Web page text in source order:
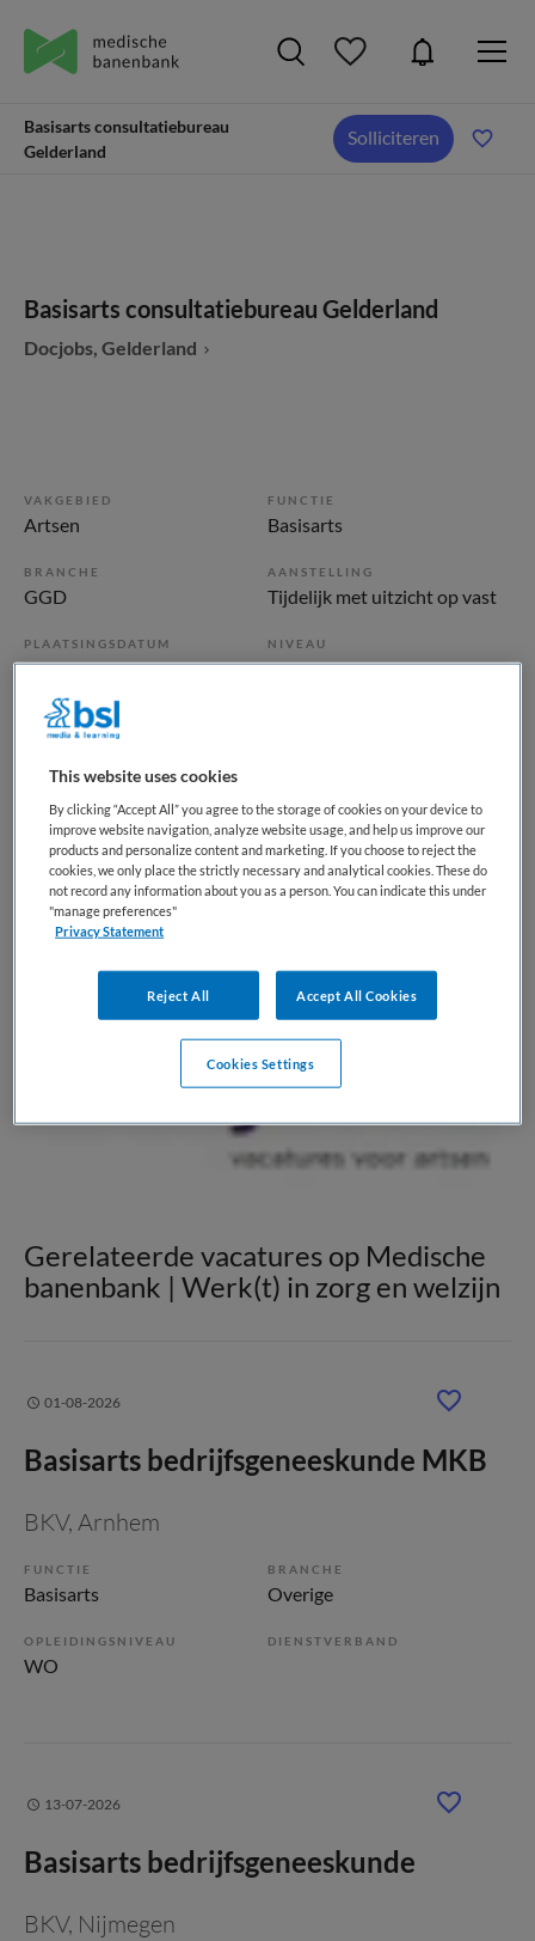
Basisarts consultatiebureau
Gelderland
Solliciteren
Basisarts consultatiebureau Gelderland
Docjobs, Gelderland
VAKGEBIED
Artsen
FUNCTIE
Basisarts
BRANCHE
GGD
AANSTELLING
Tijdelijk met uitzicht op vast
PLAATSINGSDATUM
14 december 2025
NIVEAU
WO
ERVARING
Niet nader bepaald
Vacature niet beschikbaar
Deze vacature Basisarts consultatiebureau Gelderland bij
Docjobs is niet meer actueel. Hieronder staan enkele
vergelijkbare vacatures die voor u wellicht interessant zijn.
Gerelateerde vacatures op Medische
banenbank | Werk(t) in zorg en welzijn
01-08-2026
Basisarts bedrijfsgeneeskunde MKB
BKV, Arnhem
FUNCTIE
Basisarts
BRANCHE
Overige
OPLEIDINGSNIVEAU
WO
DIENSTVERBAND
13-07-2026
Basisarts bedrijfsgeneeskunde
BKV, Nijmegen
This website uses cookies
By clicking “Accept All” you agree to the storage of cookies on your device to
improve website navigation, analyze website usage, and help us improve our
products and personalize content and marketing. If you choose to reject the
cookies, we only place the strictly necessary and analytical cookies. These do
not record any information about you as a person. You can indicate this under
"manage preferences"
Privacy Statement
Reject All Accept All Cookies
Cookies Settings